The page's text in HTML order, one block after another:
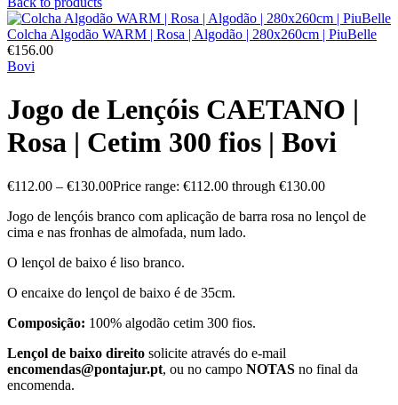
Colcha Algodão WARM | Rosa | Algodão | 280x260cm | PiuBelle
€156.00
Bovi
Jogo de Lençóis CAETANO |
Rosa | Cetim 300 fios | Bovi
€112.00 – €130.00Price range: €112.00 through €130.00
Jogo de lençóis branco com aplicação de barra rosa no lençol de
cima e nas fronhas de almofada, num lado.
O lençol de baixo é liso branco.
O encaixe do lençol de baixo é de 35cm.
Composição: 100% algodão cetim 300 fios.
Lençol de baixo direito solicite através do e-mail
encomendas@pontajur.pt, ou no campo NOTAS no final da
encomenda.